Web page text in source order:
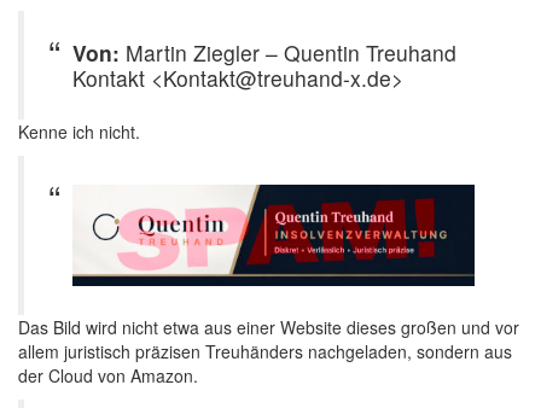
Von: Martin Ziegler – Quentin Treuhand
Kontakt <Kontakt@treuhand-x.de>
Kenne ich nicht.
Das Bild wird nicht etwa aus einer Website dieses großen und vor
allem juristisch präzisen Treuhänders nachgeladen, sondern aus
der Cloud von Amazon.